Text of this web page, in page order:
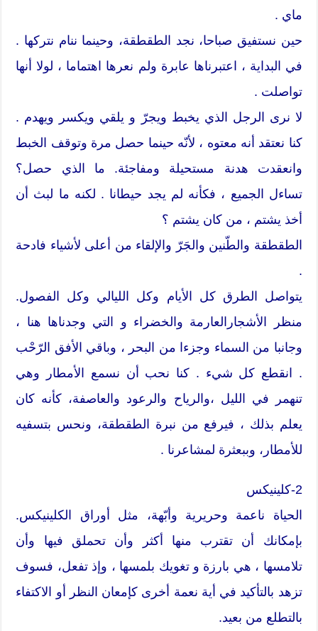
ماي .
حين نستفيق صباحا، نجد الطقطقة، وحينما ننام نتركها .
في البداية ، اعتبرناها عابرة ولم نعرها اهتماما ، لولا أنها
تواصلت .
لا نرى الرجل الذي يخبط ويجرّ و يلقي ويكسر ويهدم .
كنا نعتقد أنه معتوه ، لأنّه حينما حصل مرة وتوقف الخبط
وانعقدت هدنة مستحيلة ومفاجئة. ما الذي حصل؟
تساءل الجميع ، فكأنه لم يجد حيطانا . لكنه ما لبث أن
أخذ يشتم ، من كان يشتم ؟
الطقطقة والطّنين والجَرّ والإلقاء من أعلى لأشياء فادحة
.
يتواصل الطرق كل الأيام وكل الليالي وكل الفصول.
منظر الأشجارالعارمة والخضراء و التي وجدناها هنا ،
وجانبا من السماء وجزءا من البحر ، وباقي الأفق الرّحْب
. انقطع كل شيء . كنا نحب أن نسمع الأمطار وهي
تنهمر في الليل ،والرياح والرعود والعاصفة، كأنه كان
يعلم بذلك ، فيرفع من نبرة الطقطقة، ونحس بتسفيه
للأمطار، وببعثرة لمشاعرنا .
2-كلينيكس
الحياة ناعمة وحريرية وأبّهة، مثل أوراق الكلينيكس.
بإمكانك أن تقترب منها أكثر وأن تحملق فيها وأن
تلامسها ، هي بارزة و تغويك بلمسها ، وإذ تفعل، فسوف
تزهد بالتأكيد في أية نعمة أخرى كإمعان النظر أو الاكتفاء
بالتطلع من بعيد.